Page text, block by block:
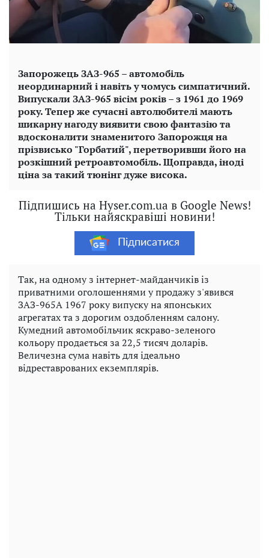
Запорожець ЗАЗ-965 – автомобіль
неординарний і навіть у чомусь симпатичний.
Випускали ЗАЗ-965 вісім років – з 1961 до 1969
року. Тепер же сучасні автолюбителі мають
шикарну нагоду виявити свою фантазію та
вдосконалити знаменитого Запорожця на
прізвисько "Горбатий", перетворивши його на
розкішний ретроавтомобіль. Щоправда, іноді
ціна за такий тюнінг дуже висока.
Підпишись на Hyser.com.ua в Google News!
Тільки найяскравіші новини!
Підписатися
Так, на одному з інтернет-майданчиків із
приватними оголошеннями у продажу з'явився
ЗАЗ-965А 1967 року випуску на японських
агрегатах та з дорогим оздобленням салону.
Кумедний автомобільчик яскраво-зеленого
кольору продається за 22,5 тисяч доларів.
Величезна сума навіть для ідеально
відреставрованих екземплярів.